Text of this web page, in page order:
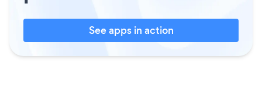
See apps in action